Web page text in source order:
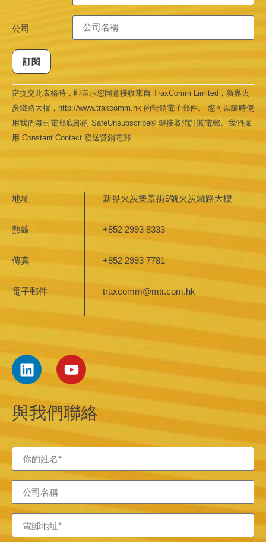
公司
Constant
Contact
Use.
Please
leave
this field
blank.
當提交此表格時，即表示您同意接收來自 TraxComm Limited，新界火
炭鐵路大樓，http://www.traxcomm.hk 的營銷電子郵件。 您可以隨時使
用我們每封電郵底部的 SafeUnsubscribe® 鏈接取消訂閱電郵。我們採
用 Constant Contact 發送營銷電郵
地址 新界火炭樂景街9號火炭鐵路大樓
熱線 +852 2993 8333
傳真 +852 2993 7781
電子郵件 traxcomm@mtr.com.hk
與我們聯絡